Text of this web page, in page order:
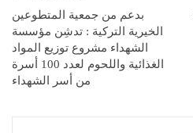
بدعم من جمعية المتطوعين
الخيرية التركية : تدشِن مؤسسة
الشهداء مشروع توزيع المواد
الغذائية واللحوم لعدد 100 أسرة
من أسر الشهداء